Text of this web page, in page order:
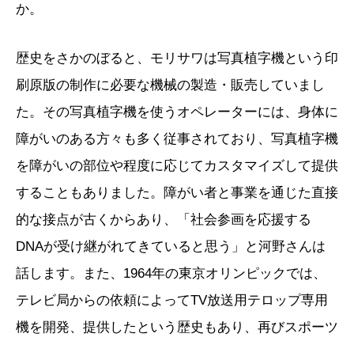
か。
歴史をさかのぼると、モリサワは写真植字機という印
刷原版の制作に必要な機械の製造・販売していまし
た。その写真植字機を使うオペレーターには、身体に
障がいのある方々も多く従事されており、写真植字機
を障がいの部位や程度に応じてカスタマイズして提供
することもありました。障がい者と事業を通じた直接
的な接点が古くからあり、「社会参画を応援する
DNAが受け継がれてきていると思う」と河野さんは
話します。また、1964年の東京オリンピックでは、
テレビ局からの依頼によってTV放送用テロップ専用
機を開発、提供したという歴史もあり、再びスポーツ